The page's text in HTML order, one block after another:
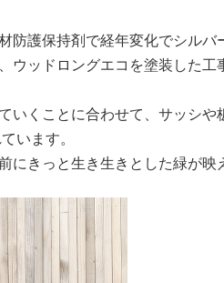
護保持剤で経年変化でシルバ
ウッドロングエコを塗装した
くことに合わせて、サッシや
います。
きっと生き生きとした緑が映